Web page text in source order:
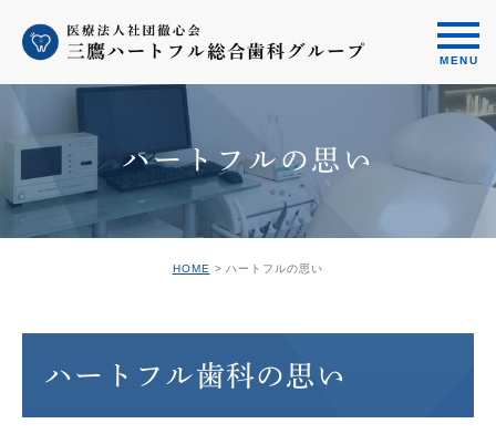
ハートフルの思い
HOME ハートフルの思い
ハートフル歯科の思い